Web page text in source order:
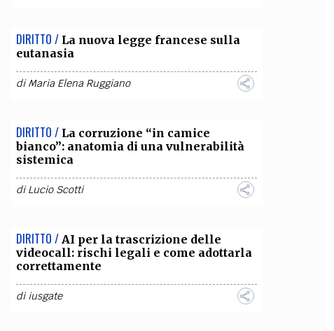
DIRITTO / La nuova legge francese sulla
eutanasia
diMaria Elena Ruggiano
DIRITTO / La corruzione “in camice
bianco”: anatomia di una vulnerabilità
sistemica
diLucio Scotti
DIRITTO / AI per la trascrizione delle
videocall: rischi legali e come adottarla
correttamente
diiusgate